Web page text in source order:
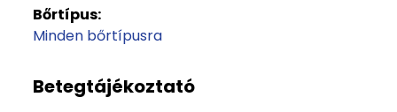
Bőrtípus:
Minden bőrtípusra
Betegtájékoztató